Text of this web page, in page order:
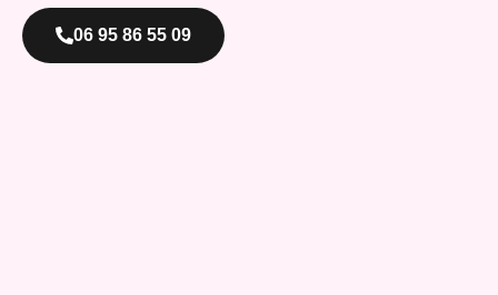
06 95 86 55 09